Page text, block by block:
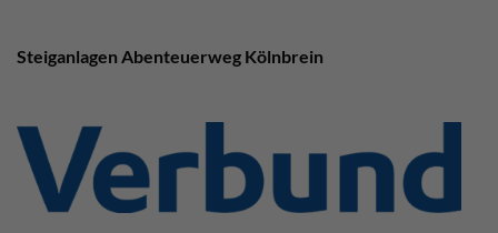
Steiganlagen Abenteuerweg Kölnbrein